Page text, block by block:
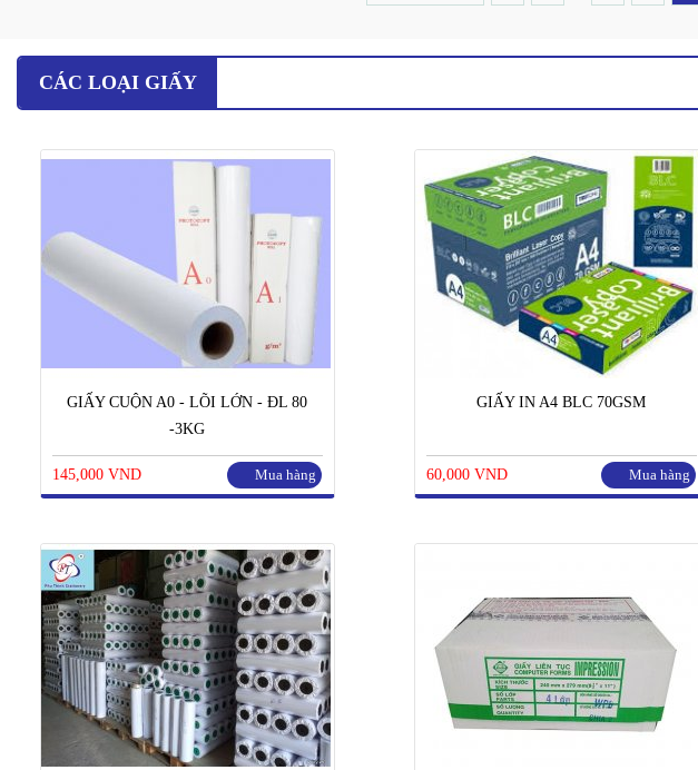
CÁC LOẠI GIẤY
GIẤY CUỘN A0 - LÕI LỚN - ĐL 80
-3KG
145,000 VND Mua hàng
GIẤY IN A4 BLC 70GSM
60,000 VND Mua hàng